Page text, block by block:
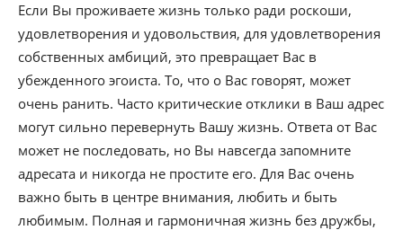
Если Вы проживаете жизнь только ради роскоши,
удовлетворения и удовольствия, для удовлетворения
собственных амбиций, это превращает Вас в
убежденного эгоиста. То, что о Вас говорят, может
очень ранить. Часто критические отклики в Ваш адрес
могут сильно перевернуть Вашу жизнь. Ответа от Вас
может не последовать, но Вы навсегда запомните
адресата и никогда не простите его. Для Вас очень
важно быть в центре внимания, любить и быть
любимым. Полная и гармоничная жизнь без дружбы,